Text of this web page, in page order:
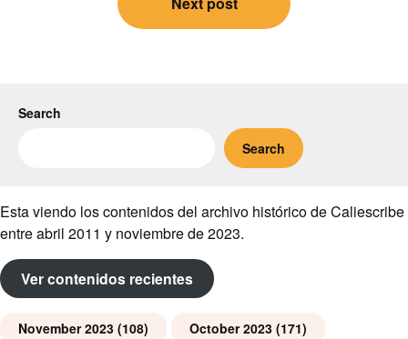
Search
Search
Esta viendo los contenidos del archivo histórico de Caliescribe
entre abril 2011 y noviembre de 2023.
Ver contenidos recientes
November 2023 (108) October 2023 (171)